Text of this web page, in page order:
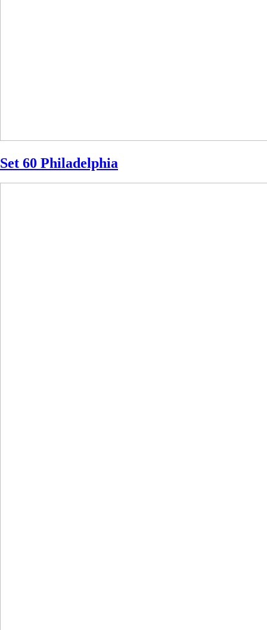
Set 60 Philadelphia